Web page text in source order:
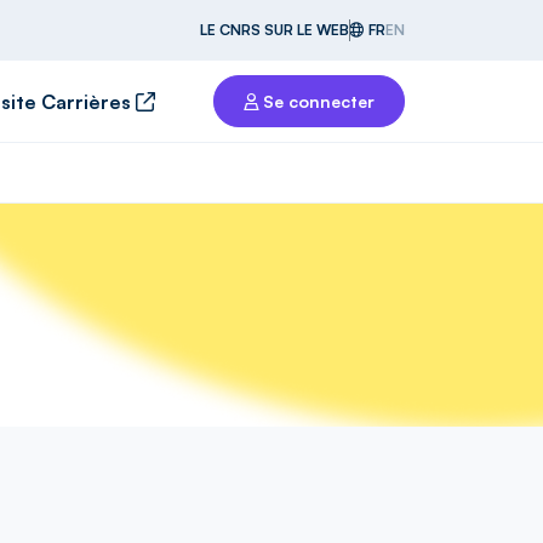
LE CNRS SUR LE WEB FREN
Carrières Se connecter